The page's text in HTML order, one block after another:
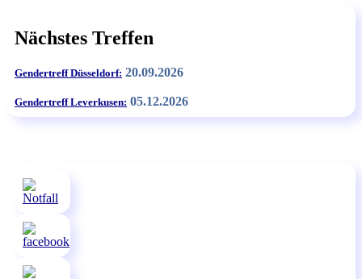
Nächstes Treffen
Gendertreff Düsseldorf: 20.09.2026
Gendertreff Leverkusen: 05.12.2026